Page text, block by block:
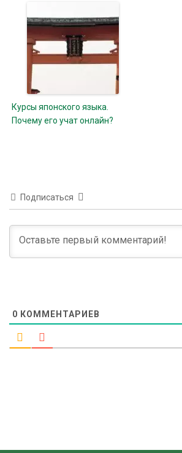
Курсы японского языка.
Почему его учат онлайн?
Подписаться
0 КОММЕНТАРИЕВ